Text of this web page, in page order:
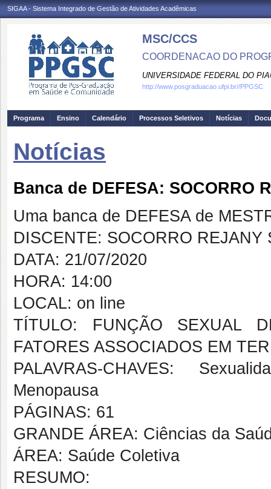
SIGAA - Sistema Integrado de Gestão de Atividades Acadêmicas
MSC/CCS
COORDENACAO DO
UNIVERSIDADE FEDERAL DO
http://www.posgraduacao.ufpi.br//PPGSC
Programa Ensino Calendário Processos Seletivos Notícias
Notícias
Banca de DEFESA: SOCORRO
Uma banca de DEFESA de
DISCENTE: SOCORRO REJANY
DATA: 21/07/2020
HORA: 14:00
LOCAL: on line
TÍTULO: FUNÇÃO SEXUAL
FATORES ASSOCIADOS EM
PALAVRAS-CHAVES:
Menopausa
PÁGINAS: 61
GRANDE ÁREA: Ciências da
ÁREA: Saúde Coletiva
RESUMO: